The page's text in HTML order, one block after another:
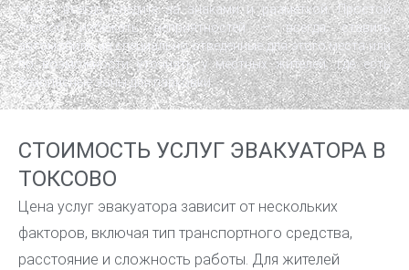
этого, всегда следите за знаками и разметкой. Простой
способ избежать неприятностей — всегда ставить
автомобиль на специально отведенные для этого места или
по возможности уточнять у местных жителей, где есть
безопасные зоны для парковки.
СТОИМОСТЬ УСЛУГ ЭВАКУАТОРА В
ТОКСОВО
Цена услуг эвакуатора зависит от нескольких
факторов, включая тип транспортного средства,
расстояние и сложность работы. Для жителей